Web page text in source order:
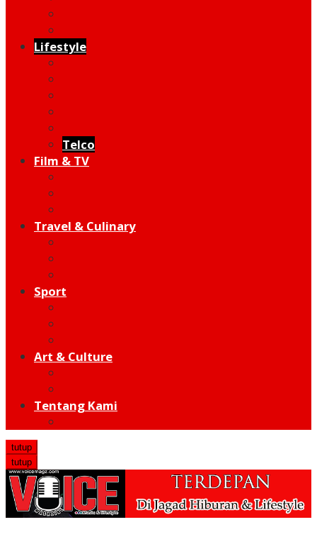
Lifestyle
Telco
Film & TV
Travel & Culinary
Sport
Art & Culture
Tentang Kami
tutup
tutup